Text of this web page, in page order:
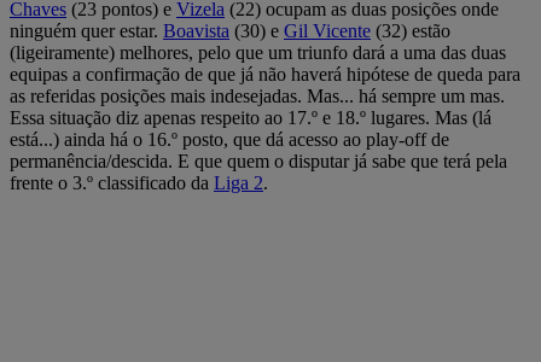
Chaves (23 pontos) e Vizela (22) ocupam as duas posições onde
ninguém quer estar. Boavista (30) e Gil Vicente (32) estão
(ligeiramente) melhores, pelo que um triunfo dará a uma das duas
equipas a confirmação de que já não haverá hipótese de queda para
as referidas posições mais indesejadas. Mas... há sempre um mas.
Essa situação diz apenas respeito ao 17.º e 18.º lugares. Mas (lá
está...) ainda há o 16.º posto, que dá acesso ao play-off de
permanência/descida. E que quem o disputar já sabe que terá pela
frente o 3.º classificado da Liga 2.